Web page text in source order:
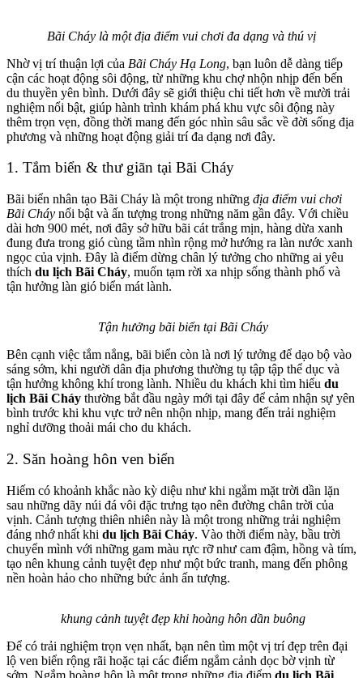
Bãi Cháy là một địa điểm vui chơi đa dạng và thú vị
Nhờ vị trí thuận lợi của Bãi Cháy Hạ Long, bạn luôn dễ dàng tiếp
cận các hoạt động sôi động, từ những khu chợ nhộn nhịp đến bến
du thuyền yên bình. Dưới đây sẽ giới thiệu chi tiết hơn về mười trải
nghiệm nổi bật, giúp hành trình khám phá khu vực sôi động này
thêm trọn vẹn, đồng thời mang đến góc nhìn sâu sắc về đời sống địa
phương và những hoạt động giải trí đa dạng nơi đây.
1. Tắm biển & thư giãn tại Bãi Cháy
Bãi biển nhân tạo Bãi Cháy là một trong những địa điểm vui chơi
Bãi Cháy nổi bật và ấn tượng trong những năm gần đây. Với chiều
dài hơn 900 mét, nơi đây sở hữu bãi cát trắng mịn, hàng dừa xanh
đung đưa trong gió cùng tầm nhìn rộng mở hướng ra làn nước xanh
ngọc của vịnh. Đây là điểm dừng chân lý tưởng cho những ai yêu
thích du lịch Bãi Cháy, muốn tạm rời xa nhịp sống thành phố và
tận hưởng làn gió biển mát lành.
Tận hưởng bãi biển tại Bãi Cháy
Bên cạnh việc tắm nắng, bãi biển còn là nơi lý tưởng để dạo bộ vào
sáng sớm, khi người dân địa phương thường tụ tập tập thể dục và
tận hưởng không khí trong lành. Nhiều du khách khi tìm hiểu du
lịch Bãi Cháy thường bắt đầu ngày mới tại đây để cảm nhận sự yên
bình trước khi khu vực trở nên nhộn nhịp, mang đến trải nghiệm
nghỉ dưỡng thoải mái cho du khách.
2. Săn hoàng hôn ven biển
Hiếm có khoảnh khắc nào kỳ diệu như khi ngắm mặt trời dần lặn
sau những dãy núi đá vôi đặc trưng tạo nên đường chân trời của
vịnh. Cảnh tượng thiên nhiên này là một trong những trải nghiệm
đáng nhớ nhất khi du lịch Bãi Cháy. Vào thời điểm này, bầu trời
chuyển mình với những gam màu rực rỡ như cam đậm, hồng và tím,
tạo nên khung cảnh tuyệt đẹp như một bức tranh, mang đến phông
nền hoàn hảo cho những bức ảnh ấn tượng.
khung cảnh tuyệt đẹp khi hoàng hôn dần buông
Để có trải nghiệm trọn vẹn nhất, bạn nên tìm một vị trí đẹp trên đại
lộ ven biển rộng rãi hoặc tại các điểm ngắm cảnh dọc bờ vịnh từ
sớm. Ngắm hoàng hôn là một trong những địa điểm du lịch Bãi